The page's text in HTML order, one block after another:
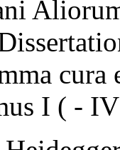
cura
I ( -